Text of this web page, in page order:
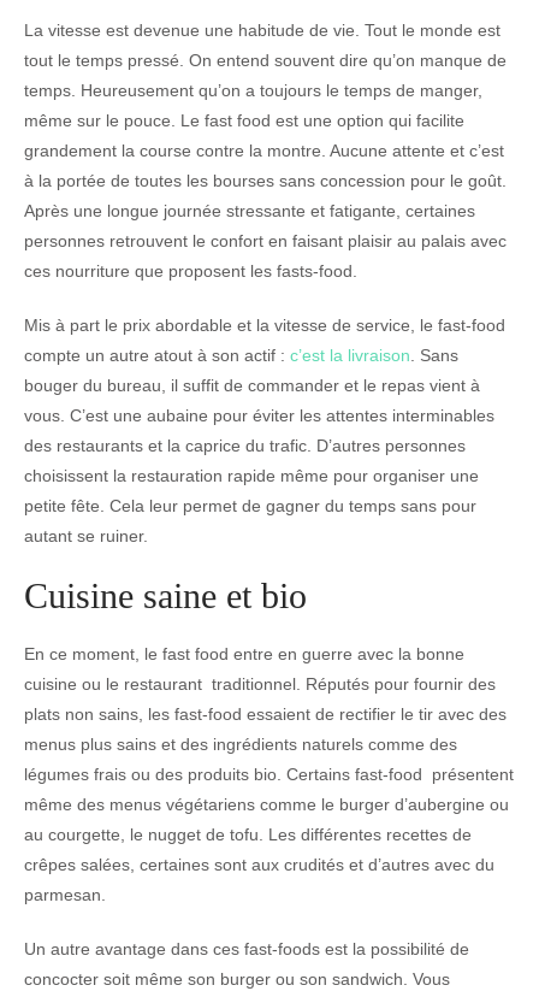
La vitesse est devenue une habitude de vie. Tout le monde est
tout le temps pressé. On entend souvent dire qu’on manque de
temps. Heureusement qu’on a toujours le temps de manger,
même sur le pouce. Le fast food est une option qui facilite
grandement la course contre la montre. Aucune attente et c’est
à la portée de toutes les bourses sans concession pour le goût.
Après une longue journée stressante et fatigante, certaines
personnes retrouvent le confort en faisant plaisir au palais avec
ces nourriture que proposent les fasts-food.
Mis à part le prix abordable et la vitesse de service, le fast-food
compte un autre atout à son actif : c’est la livraison . Sans
bouger du bureau, il suffit de commander et le repas vient à
vous. C’est une aubaine pour éviter les attentes interminables
des restaurants et la caprice du trafic. D’autres personnes
choisissent la restauration rapide même pour organiser une
petite fête. Cela leur permet de gagner du temps sans pour
autant se ruiner.
Cuisine saine et bio
En ce moment, le fast food entre en guerre avec la bonne
cuisine ou le restaurant traditionnel. Réputés pour fournir des
plats non sains, les fast-food essaient de rectifier le tir avec des
menus plus sains et des ingrédients naturels comme des
légumes frais ou des produits bio. Certains fast-food présentent
même des menus végétariens comme le burger d’aubergine ou
au courgette, le nugget de tofu. Les différentes recettes de
crêpes salées, certaines sont aux crudités et d’autres avec du
parmesan.
Un autre avantage dans ces fast-foods est la possibilité de
concocter soit même son burger ou son sandwich. Vous